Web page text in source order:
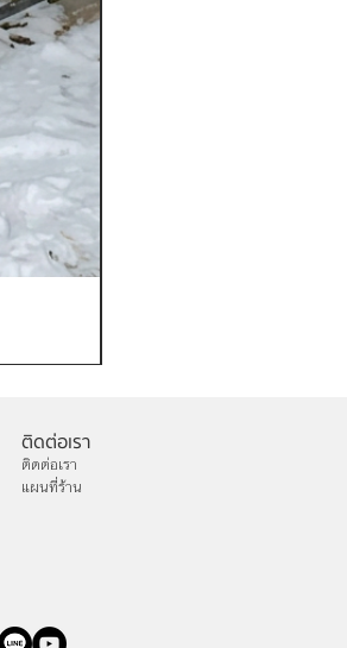
ติดต่อเรา
ติดต่อเรา
แผนที่ร้าน